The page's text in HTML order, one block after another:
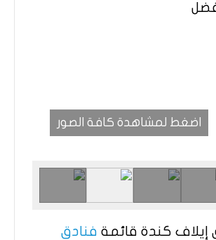
اضغط لمشاهدة كافة الصور
إيلاف كندة قائمة فنادق